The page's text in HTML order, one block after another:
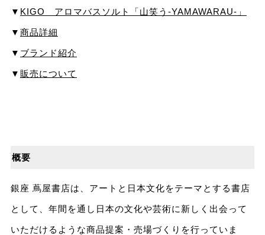
▼ KIGO アロマバスソルト「山笑う-YAMAWARAU-」
▼ 商品詳細
▼ ブランド紹介
▼ 販売について
概要
銀座 蔦屋書店は、アートと日本文化をテーマとする書店
として、年間を通し日本の文化や芸術に新しく出会って
いただけるような商品提案・売場づくりを行っていま